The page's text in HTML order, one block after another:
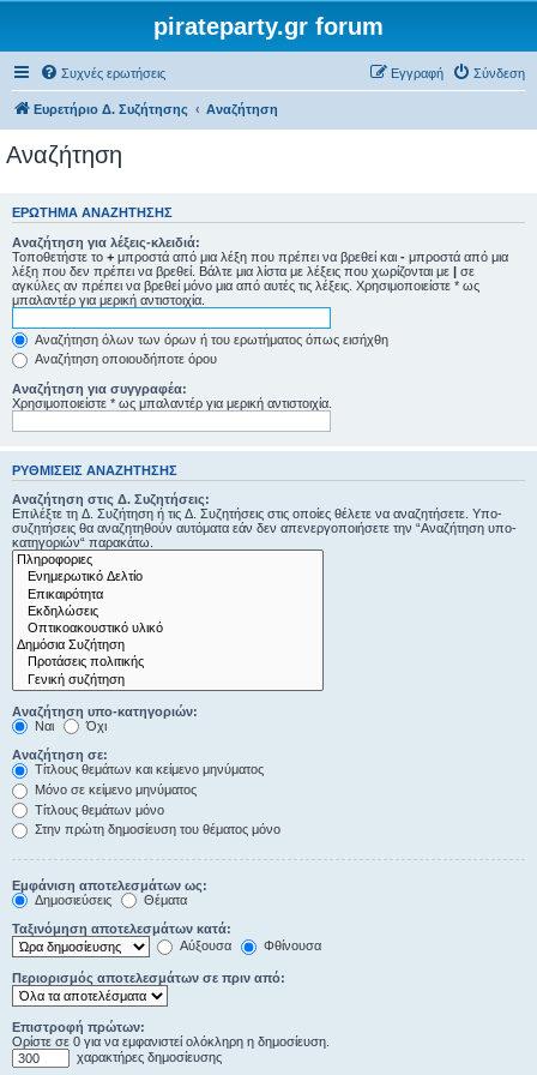
pirateparty.gr forum
Συχνές ερωτήσεις Σύνδεση
Εγγραφή
Ευρετήριο Δ. Συζήτησης Αναζήτηση
Αναζήτηση
ΕΡΏΤΗΜΑ ΑΝΑΖΉΤΗΣΗΣ
Αναζήτηση για λέξεις-κλειδιά:
Τοποθετήστε το + μπροστά από μια λέξη που πρέπει να βρεθεί και - μπροστά από μια
λέξη που δεν πρέπει να βρεθεί. Βάλτε μια λίστα με λέξεις που χωρίζονται με | σε
αγκύλες αν πρέπει να βρεθεί μόνο μια από αυτές τις λέξεις. Χρησιμοποιείστε * ως
μπαλαντέρ για μερική αντιστοιχία.
Αναζήτηση όλων των όρων ή του ερωτήματος όπως εισήχθη
Αναζήτηση οποιουδήποτε όρου
Αναζήτηση για συγγραφέα:
Χρησιμοποιείστε * ως μπαλαντέρ για μερική αντιστοιχία.
ΡΥΘΜΊΣΕΙΣ ΑΝΑΖΉΤΗΣΗΣ
Αναζήτηση στις Δ. Συζητήσεις:
Επιλέξτε τη Δ. Συζήτηση ή τις Δ. Συζητήσεις στις οποίες θέλετε να αναζητήσετε. Υπο-
συζητήσεις θα αναζητηθούν αυτόματα εάν δεν απενεργοποιήσετε την “Αναζήτηση υπο-
κατηγοριών“ παρακάτω.
Αναζήτηση υπο-κατηγοριών:
Ναι
Όχι
Αναζήτηση σε:
Τίτλους θεμάτων και κείμενο μηνύματος
Μόνο σε κείμενο μηνύματος
Τίτλους θεμάτων μόνο
Στην πρώτη δημοσίευση του θέματος μόνο
Εμφάνιση αποτελεσμάτων ως:
Δημοσιεύσεις
Θέματα
Ταξινόμηση αποτελεσμάτων κατά:
Αύξουσα
Φθίνουσα
Περιορισμός αποτελεσμάτων σε πριν από:
Επιστροφή πρώτων:
Ορίστε σε 0 για να εμφανιστεί ολόκληρη η δημοσίευση.
χαρακτήρες δημοσίευσης